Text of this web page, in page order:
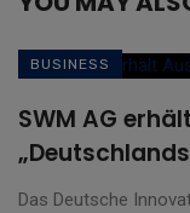
BUSINESS
SWM AG
Das Deutsche